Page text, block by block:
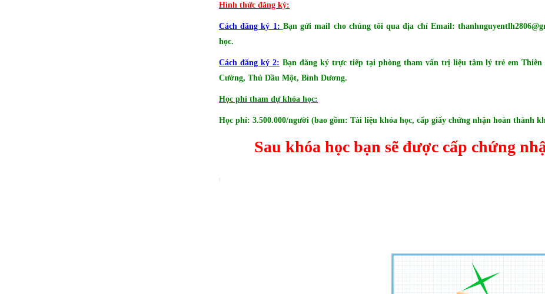
Hình thức đăng ký:
Cách đăng ký 1: Bạn gửi mail cho chúng tôi qua địa chỉ Email:
học.
Cách đăng ký 2: Bạn đăng ký trực tiếp tại phòng tham vấn trị liệu tâm lý trẻ em Thiên
Cường, Thủ Dầu Một, Bình Dương.
Học phí tham dự khóa học:
Học phí: 3.500.000/người (bao gồm: Tài liệu khóa học, cấp giấy chứng nhận hoàn thành
Sau khóa học bạn sẽ được cấp chứng